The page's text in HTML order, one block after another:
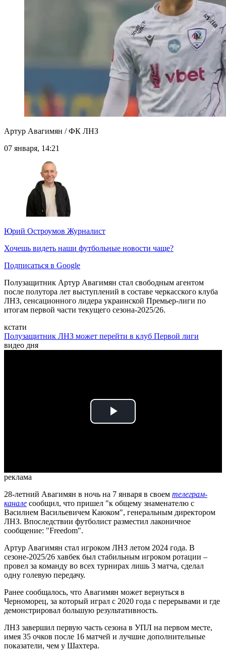
Артур Авагимян / ФК ЛНЗ
07 января, 14:21
Юрий Остроумов Журналист
Хочешь видеть наши футбольные новости чаще?
Подписаться в Google
Полузащитник Артур Авагимян стал свободным агентом
после полутора лет выступлений в составе черкасского клуба
ЛНЗ, сенсационного лидера украинской Премьер-лиги по
итогам первой части текущего сезона-2025/26.
кстати
Полузащитник ЛНЗ может перейти в клуб Первой лиги
видео дня
Play
реклама
28-летний Авагимян в ночь на 7 января в своем телеграм-
канале сообщил, что пришел "к общему знаменателю с
Василием Васильевичем Каюком", генеральным директором
ЛНЗ. Впоследствии футболист разместил лаконичное
сообщение: "Freedom".
Артур Авагимян стал игроком ЛНЗ летом 2024 года. В
сезоне-2025/26 хавбек был стабильным игроком ротации –
провел за команду во всех турнирах лишь 3 матча, сделал
одну голевую передачу.
Ранее сообщалось, что Авагимян может вернуться в
Черноморец, за который играл с 2020 года с перерывами и где
демонстрировал большую результативность.
ЛНЗ завершил первую часть сезона в УПЛ на первом месте,
имея 35 очков после 16 матчей и лучшие дополнительные
показатели, чем у Шахтера.